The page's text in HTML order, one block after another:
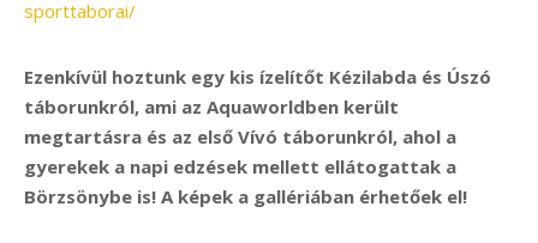
sporttaborai/
Ezenkívül hoztunk egy kis ízelítőt Kézilabda és Úszó
táborunkról, ami az Aquaworldben került
megtartásra és az első Vívó táborunkról, ahol a
gyerekek a napi edzések mellett ellátogattak a
Börzsönybe is! A képek a gallériában érhetőek el!